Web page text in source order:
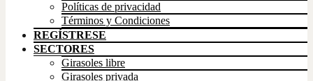
Políticas de privacidad
Términos y Condiciones
REGÍSTRESE
SECTORES
Girasoles libre
Girasoles privada